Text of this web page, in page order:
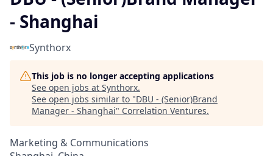
- Shanghai
Synthorx
This job is no longer accepting applications
See open jobs at Synthorx.
See open jobs similar to "DBU - (Senior)Brand
Manager - Shanghai" Correlation Ventures.
Marketing & Communications